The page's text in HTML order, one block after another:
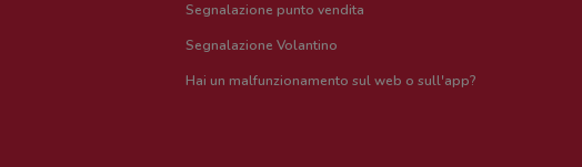
Segnalazione punto vendita
Segnalazione Volantino
Hai un malfunzionamento sul web o sull'app?